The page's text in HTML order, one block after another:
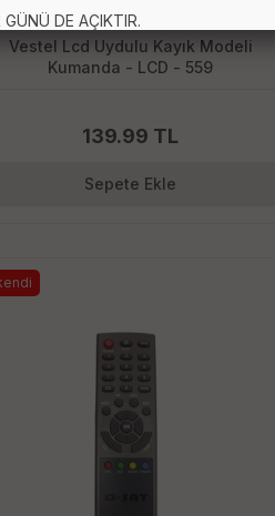
Vestel Lcd Uydulu Kayık Modeli
Kumanda - LCD - 559
139.99 TL
Sepete Ekle
DE AÇIKTIR.